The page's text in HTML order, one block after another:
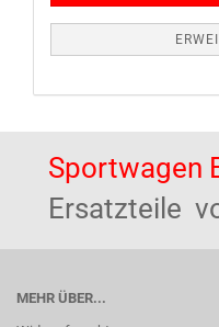
Sportwagen
Ersatzteile
MEHR ÜBER...